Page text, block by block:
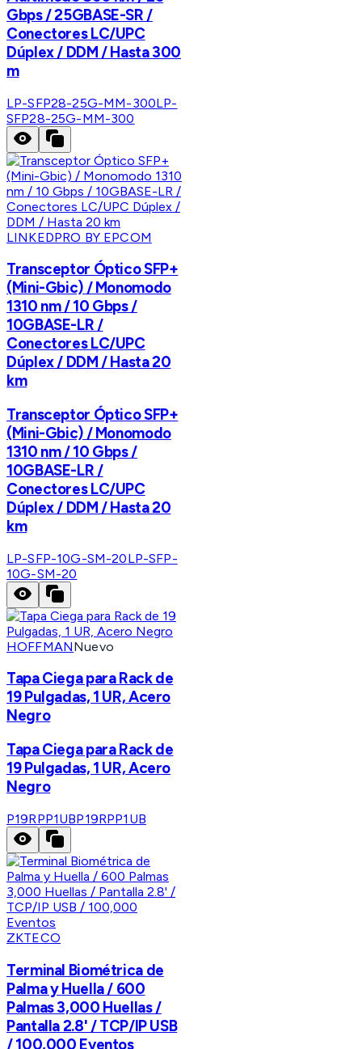
Gbps / 25GBASE-SR /
Conectores LC/UPC
Dúplex / DDM / Hasta 300
m
LP-SFP28-25G-MM-300LP-
SFP28-25G-MM-300
LINKEDPRO BY EPCOM
Transceptor Óptico SFP+
(Mini-Gbic) / Monomodo
1310 nm / 10 Gbps /
10GBASE-LR /
Conectores LC/UPC
Dúplex / DDM / Hasta 20
km
Transceptor Óptico SFP+
(Mini-Gbic) / Monomodo
1310 nm / 10 Gbps /
10GBASE-LR /
Conectores LC/UPC
Dúplex / DDM / Hasta 20
km
LP-SFP-10G-SM-20LP-SFP-
10G-SM-20
HOFFMANNuevo
Tapa Ciega para Rack de
19 Pulgadas, 1 UR, Acero
Negro
Tapa Ciega para Rack de
19 Pulgadas, 1 UR, Acero
Negro
P19RPP1UBP19RPP1UB
ZKTECO
Terminal Biométrica de
Palma y Huella / 600
Palmas 3,000 Huellas /
Pantalla 2.8' / TCP/IP USB
/ 100,000 Eventos